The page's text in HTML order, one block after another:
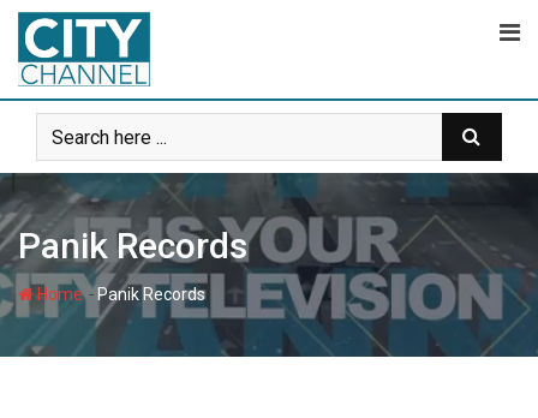
Skip
content
Panik Records
Home- Panik Records